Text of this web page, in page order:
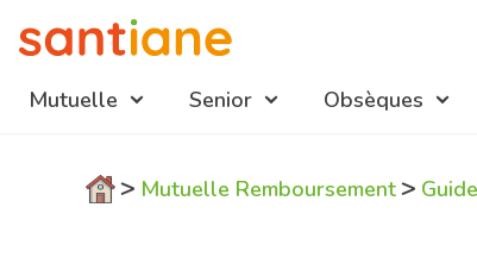
Navigation
Mutuelle Senior Obsèques
> Mutuelle Remboursement>